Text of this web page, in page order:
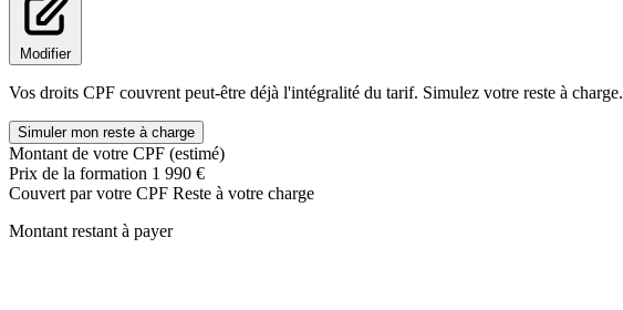
Théorie :
Connaître les règles d'étanchéité
Identifier un réseau d'évacuation
Connaître les différentes règles d'évacuation
Connaître les caractéristiques du PVC
Connaître les diamètres d'évacuation
Identifier les éléments de robinetterie
Connaître les règles de mises en attente
Pratique :
Modifier
Vos droits CPF couvrent peut-être déjà l'intégralité du tarif. Simulez votre reste à charge.
Simuler mon reste à charge
Montant de votre CPF (estimé)
Prix de la formation 1 990 €
Couvert par votre CPF Reste à votre charge
Montant restant à payer